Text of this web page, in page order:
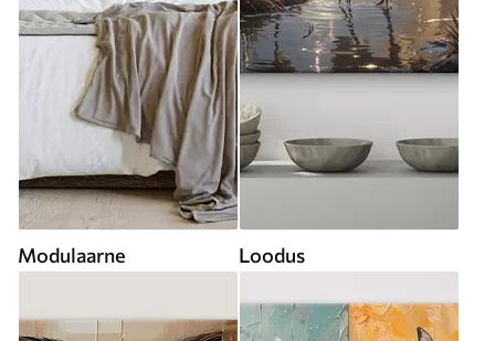
Modulaarne Loodus